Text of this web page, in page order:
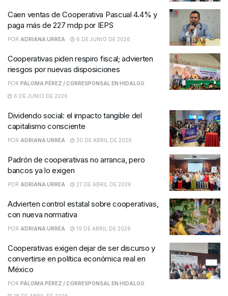
Caen ventas de Cooperativa Pascual 4.4% y
paga más de 227 mdp por IEPS
POR ADRIANA URREA 6 DE JUNIO DE 2026
Cooperativas piden respiro fiscal; advierten
riesgos por nuevas disposiciones
POR PALOMA PÉREZ / CORRESPONSAL EN HIDALGO
6 DE JUNIO DE 2026
Dividendo social: el impacto tangible del
capitalismo consciente
POR ADRIANA URREA 30 DE ABRIL DE 2026
Padrón de cooperativas no arranca, pero
bancos ya lo exigen
POR ADRIANA URREA 27 DE ABRIL DE 2026
Advierten control estatal sobre cooperativas,
con nueva normativa
POR ADRIANA URREA 19 DE ABRIL DE 2026
Cooperativas exigen dejar de ser discurso y
convertirse en política económica real en
México
POR PALOMA PÉREZ / CORRESPONSAL EN HIDALGO